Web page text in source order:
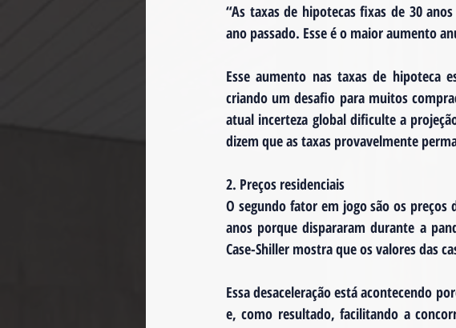
“As taxas de hipotecas fixas de 30
ano passado. Esse é o maior aumento
Esse aumento nas taxas de hipoteca
criando um desafio para muitos
atual incerteza global dificulte a
dizem que as taxas provavelmente
2. Preços residenciais
O segundo fator em jogo são os preços
anos porque dispararam durante a
Case-Shiller mostra que os valores das
Essa desaceleração está acontecendo
e, como resultado, facilitando a